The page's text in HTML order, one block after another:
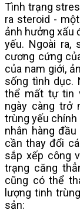
Tình trạng
ra steroid -
ảnh hưởng xấu
yếu. Ngoài ra,
cương cứng
của nam giới,
sống tình dục.
thể mất tự tin
ngày càng trở
trùng yếu
nhân hàng
cần thay đổi
sắp xếp công
trạng căng
cũng có thể
lượng tinh
sản: